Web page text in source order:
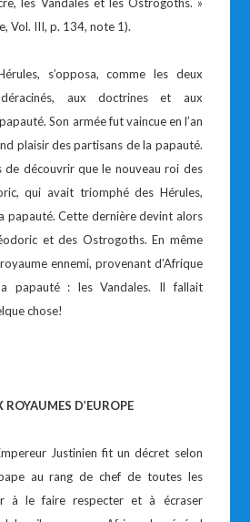
Vol. III, p. 134, note 1).
s’opposa, comme les deux
aux doctrines et aux
Son armée fut vaincue en l’an
plaisir des partisans de la papauté.
de découvrir que le nouveau roi des
qui avait triomphé des Hérules,
papauté. Cette dernière devint alors
et des Ostrogoths. En même
ennemi, provenant d’Afrique
papauté : les Vandales. Il fallait
chose!
ROYAUMES D’EUROPE
Justinien fit un décret selon
au rang de chef de toutes les
à le faire respecter et à écraser